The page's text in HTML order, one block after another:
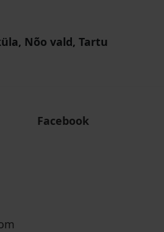
Nõo vald, Tartu
Facebook